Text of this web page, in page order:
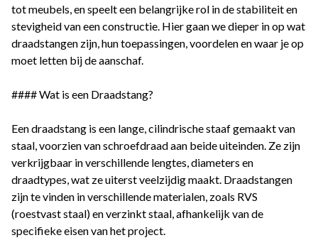
tot meubels, en speelt een belangrijke rol in de stabiliteit en
stevigheid van een constructie. Hier gaan we dieper in op wat
draadstangen zijn, hun toepassingen, voordelen en waar je op
moet letten bij de aanschaf.
#### Wat is een Draadstang?
Een draadstang is een lange, cilindrische staaf gemaakt van
staal, voorzien van schroefdraad aan beide uiteinden. Ze zijn
verkrijgbaar in verschillende lengtes, diameters en
draadtypes, wat ze uiterst veelzijdig maakt. Draadstangen
zijn te vinden in verschillende materialen, zoals RVS
(roestvast staal) en verzinkt staal, afhankelijk van de
specifieke eisen van het project.